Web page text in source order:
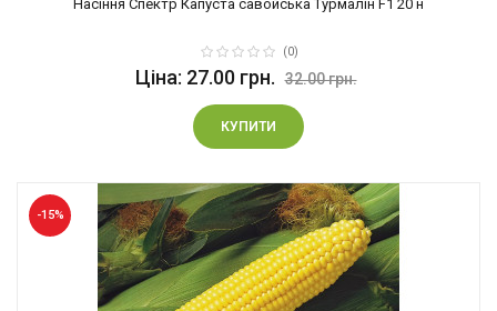
Насіння Спектр Капуста савойська Турмалін F1 20 н
(0)
Ціна: 27.00 грн. 32.00 грн.
КУПИТИ
-15%